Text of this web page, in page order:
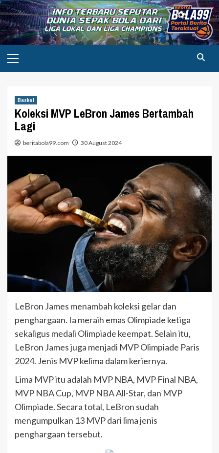
Skip
to
content
Menu
Basket
Koleksi MVP LeBron James Bertambah
Lagi
beritabola99.com 30 August 2024
LeBron James menambah koleksi gelar dan
penghargaan. Ia meraih emas Olimpiade ketiga
sekaligus medali Olimpiade keempat. Selain itu,
LeBron James juga menjadi MVP Olimpiade Paris
2024. Jenis MVP kelima dalam keriernya.
Lima MVP itu adalah MVP NBA, MVP Final NBA,
MVP NBA Cup, MVP NBA All-Star, dan MVP
Olimpiade. Secara total, LeBron sudah
mengumpulkan 13 MVP dari lima jenis
penghargaan tersebut.